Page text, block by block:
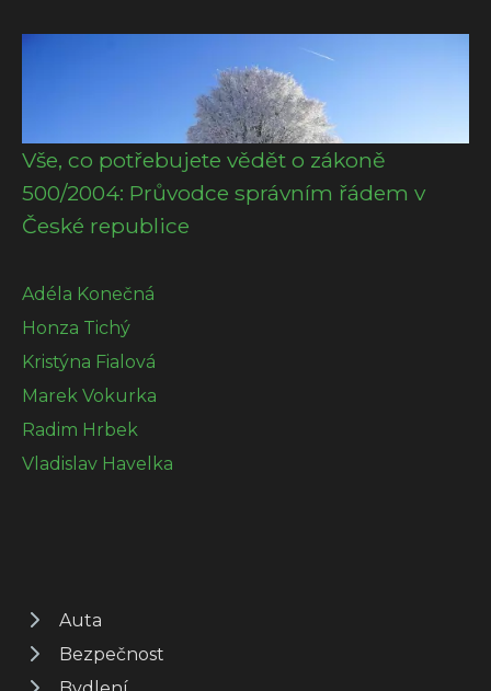
Vše, co potřebujete vědět o zákoně
500/2004: Průvodce správním řádem v
České republice
Adéla Konečná
Honza Tichý
Kristýna Fialová
Marek Vokurka
Radim Hrbek
Vladislav Havelka
Auta
Bezpečnost